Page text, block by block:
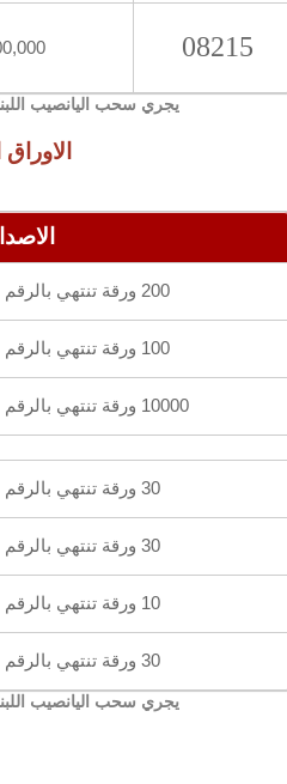
08215
يجري سحب اليانصيب
الاصدار
200 ورقة تنتهي بالرقم
100 ورقة تنتهي بالرقم
10000 ورقة تنتهي بالرقم
30 ورقة تنتهي بالرقم
30 ورقة تنتهي بالرقم
10 ورقة تنتهي بالرقم
30 ورقة تنتهي بالرقم
يجري سحب اليانصيب